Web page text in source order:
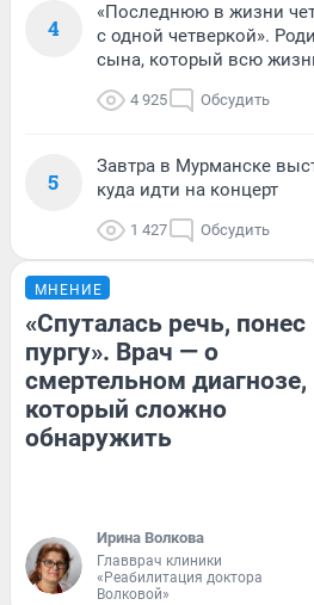
4
«Последнюю в жизни
с одной четверкой».
сына, который всю
4 925 Обсудить
5
Завтра в Мурманске
куда идти на концерт
1 427 Обсудить
МНЕНИЕ
«Спуталась речь, понес
пургу». Врач — о
смертельном диагнозе,
который сложно
обнаружить
Ирина Волкова
Главврач клиники
«Реабилитация доктора
Волковой»